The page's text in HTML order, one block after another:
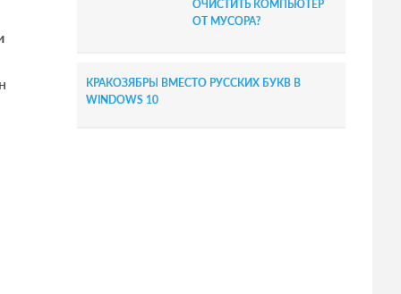
ОЧИСТИТЬ КОМПЬЮТЕР
ОТ МУСОРА?
КРАКОЗЯБРЫ ВМЕСТО РУССКИХ БУКВ В
WINDOWS 10